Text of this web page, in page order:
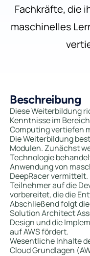
Fachkräfte, die
maschinelles
Beschreibung
Diese Weiterbildung
Kenntnisse im
Computing vertiefen
Die Weiterbildung
Modulen. Zunächst
Technologie
Anwendung von
DeepRacer
Teilnehmer auf die
vorbereitet, die die
Abschließend folgt
Solution Architect
Design und die
auf AWS fördert.
Wesentliche Inhalte
Cloud Grundlagen